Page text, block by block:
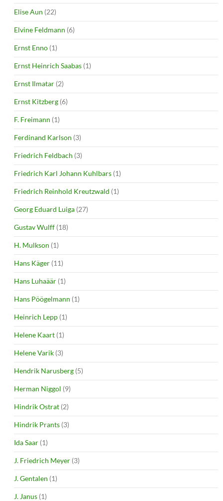
Elise Aun (22)
Elvine Feldmann (6)
Ernst Enno (1)
Ernst Heinrich Saabas (1)
Ernst Ilmatar (2)
Ernst Kitzberg (6)
F. Freimann (1)
Ferdinand Karlson (3)
Friedrich Feldbach (3)
Friedrich Karl Johann Kuhlbars (1)
Friedrich Reinhold Kreutzwald (1)
Georg Eduard Luiga (27)
Gustav Wulff (18)
H. Mulkson (1)
Hans Käger (11)
Hans Luhaäär (1)
Hans Pöögelmann (1)
Heinrich Lepp (1)
Helene Kaart (1)
Helene Varik (3)
Hendrik Narusberg (5)
Herman Niggol (9)
Hindrik Ostrat (2)
Hindrik Prants (3)
Ida Saar (1)
J. Friedrich Meyer (3)
J. Gentalen (1)
J. Janus (1)